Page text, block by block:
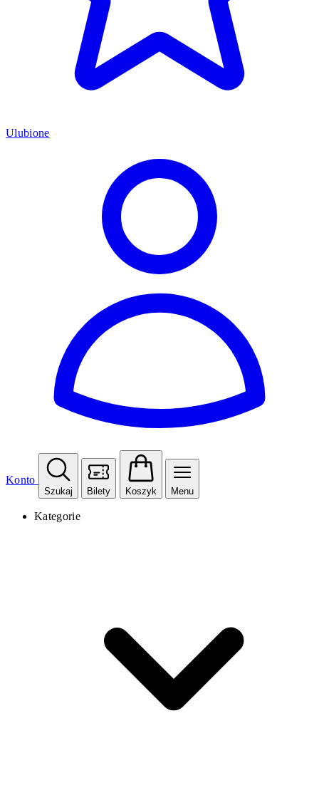
Ulubione
Konto
Szukaj Bilety Koszyk Menu
Kategorie